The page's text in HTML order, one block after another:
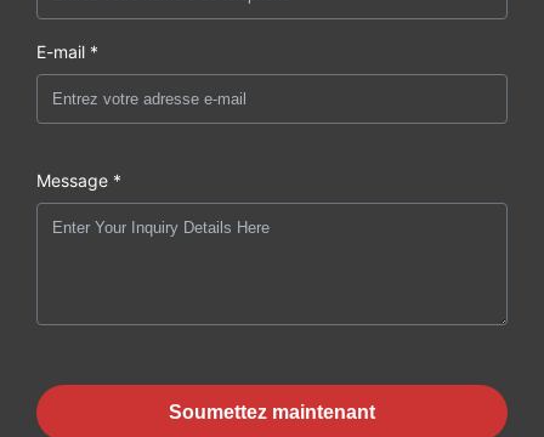
E-mail *
Message *
Soumettez maintenant